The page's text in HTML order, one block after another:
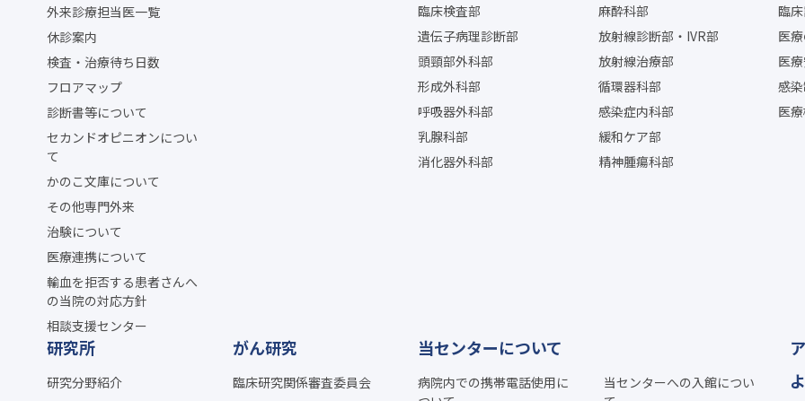
外来診療担当医一覧
休診案内
検査・治療待ち日数
フロアマップ
診断書等について
セカンドオピニオンについ
て
かのこ文庫について
その他専門外来
治験について
医療連携について
輸血を拒否する患者さんへ
の当院の対応方針
相談支援センター
臨床検査部
遺伝子病理診断部
頭頸部外科部
形成外科部
呼吸器外科部
乳腺科部
消化器外科部
麻酔科部
放射線診断部・IVR部
放射線治療部
循環器科部
感染症内科部
緩和ケア部
精神腫瘍科部
臨
医
医
感
医
研究所
研究分野紹介
がん研究
臨床研究関係審査委員会
当センターについて
病院内での携帯電話使用に
当センターへの入館につい